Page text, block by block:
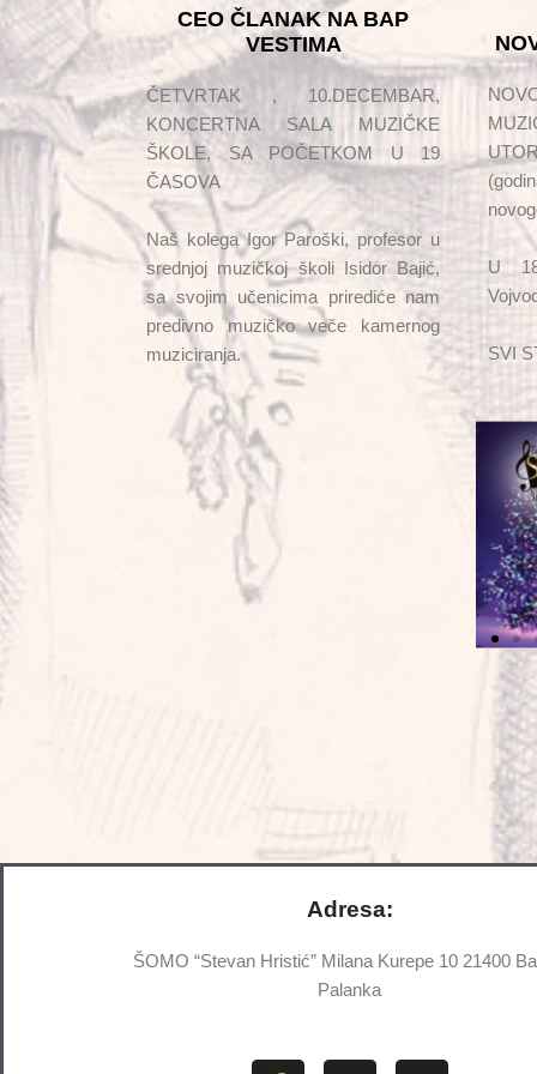
CEO ČLANAK NA BAP
VESTIMA
ČETVRTAK , 10.DECEMBAR,
KONCERTNA SALA MUZIČKE
ŠKOLE, SA POČETKOM U 19
ČASOVA
Naš kolega Igor Paroški, profesor u
srednjoj muzičkoj školi Isidor Bajić,
sa svojim učenicima prirediće nam
predivno muzičko veče kamernog
muziciranja.
U
SVI
Adresa:
ŠOMO “Stevan Hristić” Milana Kurepe 10 21400
Palanka